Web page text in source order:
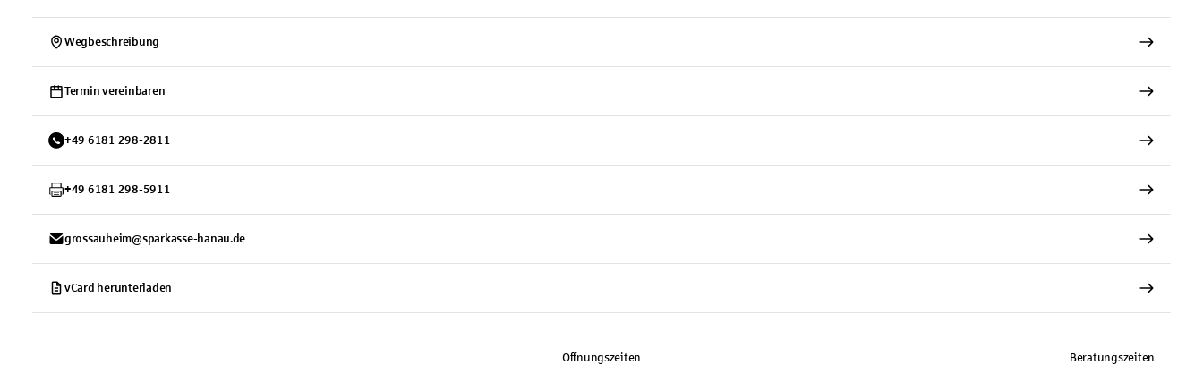
Wegbeschreibung
Termin vereinbaren
+49 6181 298-2811
+49 6181 298-5911
grossauheim@sparkasse-hanau.de
vCard herunterladen
Öffnungszeiten Beratungszeiten